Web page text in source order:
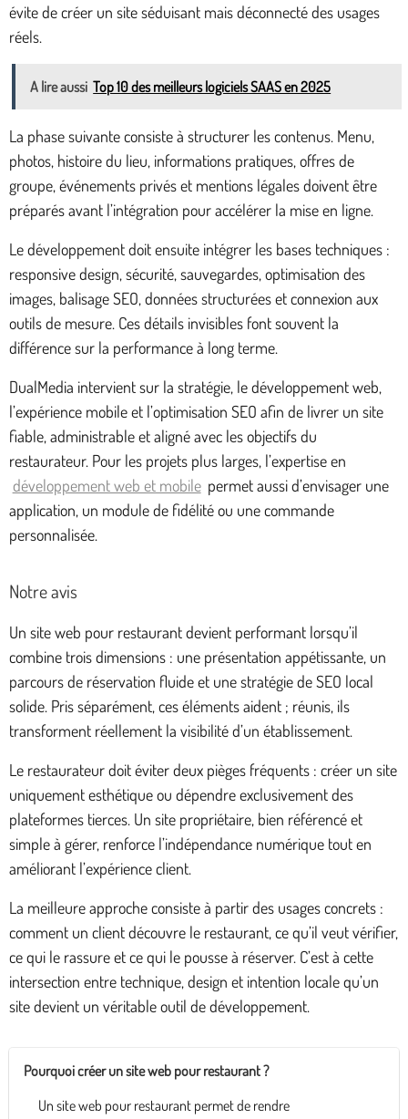
évite de créer un site séduisant mais déconnecté des usages
réels.
A lire aussi Top 10 des meilleurs logiciels SAAS en 2025
La phase suivante consiste à structurer les contenus. Menu,
photos, histoire du lieu, informations pratiques, offres de
groupe, événements privés et mentions légales doivent être
préparés avant l’intégration pour accélérer la mise en ligne.
Le développement doit ensuite intégrer les bases techniques :
responsive design, sécurité, sauvegardes, optimisation des
images, balisage SEO, données structurées et connexion aux
outils de mesure. Ces détails invisibles font souvent la
différence sur la performance à long terme.
DualMedia intervient sur la stratégie, le développement web,
l’expérience mobile et l’optimisation SEO afin de livrer un site
fiable, administrable et aligné avec les objectifs du
restaurateur. Pour les projets plus larges, l’expertise en
développement web et mobile permet aussi d’envisager une
application, un module de fidélité ou une commande
personnalisée.
Notre avis
Un site web pour restaurant devient performant lorsqu’il
combine trois dimensions : une présentation appétissante, un
parcours de réservation fluide et une stratégie de SEO local
solide. Pris séparément, ces éléments aident ; réunis, ils
transforment réellement la visibilité d’un établissement.
Le restaurateur doit éviter deux pièges fréquents : créer un site
uniquement esthétique ou dépendre exclusivement des
plateformes tierces. Un site propriétaire, bien référencé et
simple à gérer, renforce l’indépendance numérique tout en
améliorant l’expérience client.
La meilleure approche consiste à partir des usages concrets :
comment un client découvre le restaurant, ce qu’il veut vérifier,
ce qui le rassure et ce qui le pousse à réserver. C’est à cette
intersection entre technique, design et intention locale qu’un
site devient un véritable outil de développement.
Pourquoi créer un site web pour restaurant ?
Un site web pour restaurant permet de rendre